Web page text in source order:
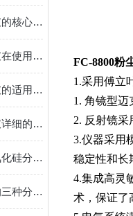
粉尘中游离二氧化硅分析仪的核心技术基于红外光谱吸收原理
粉尘中游离二氧化硅分析仪在使用前一定要先来了解下这些
粉尘中游离二氧化硅分析仪的适用范围广
粉尘中游离二氧化硅分析仪详细的工作过程
如何正确操作使用游离二氧化硅分析仪？
详解游离二氧化硅分析仪的三种分析方法
FC-8800粉
1.采用傅立
1. 角镜型
2. 反射镜
3.仪器采用
稳定性和长
4.集成高灵
术，保证了